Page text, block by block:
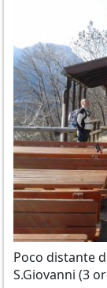
Poco distante
S.Giovanni (3